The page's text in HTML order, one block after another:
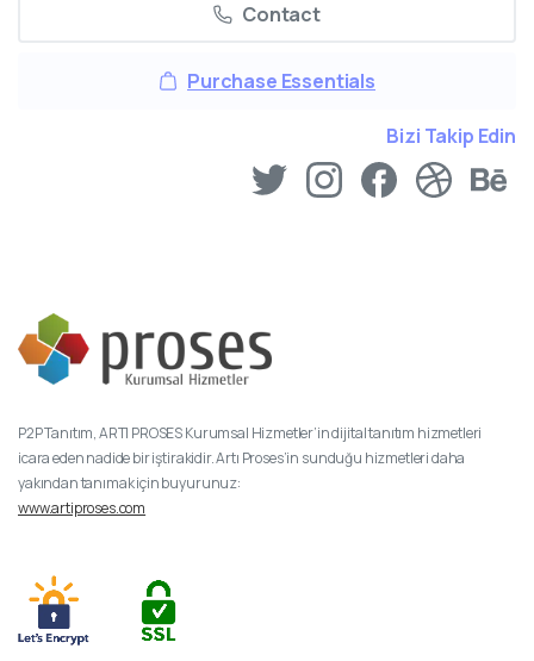
Contact
Purchase Essentials
Bizi Takip Edin
P2P Tanıtım, ARTI PROSES Kurumsal Hizmetler’in dijital tanıtım hizmetleri
icara eden nadide bir iştirakidir. Artı Proses’in sunduğu hizmetleri daha
yakından tanımak için buyurunuz:
www.artiproses.com